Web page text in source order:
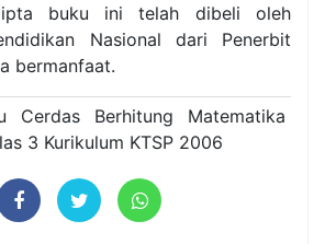
buku ini telah dibeli oleh
Nasional dari Penerbit
bermanfaat.
Cerdas Berhitung Matematika
3 Kurikulum KTSP 2006